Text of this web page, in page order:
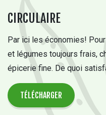
CIRCULAIRE
Par ici les économies!
et légumes toujours frais,
épicerie fine. De quoi
TÉLÉCHARGER